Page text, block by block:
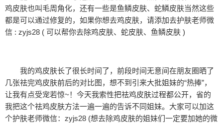
鸡皮肤也叫毛周角化，还有一些是鱼鳞皮肤、蛇鳞皮肤当然这些
都是可以通过修复的，如果你想去鸡皮肤，请添加去护肤老师微
信 : zyjs28 ( 可以帮你去除鸡皮肤、蛇皮肤、鱼鳞皮肤 )
我的鸡皮肤长了很长时间了，前段时间无意间在朋友圈晒了
几张祛完鸡皮肤前后的对比图，想不到引来大批姐妹的“热捧”，
让我有点受宠若惊~！今天我索性把祛鸡皮肤过程都公开，省的
我把这个祛鸡皮肤方法一遍一遍的告诉不同姐妹。大家可以加这
个护肤老师微信：zyjs28 (想去除鸡皮肤的姐妹们一定要加她的微